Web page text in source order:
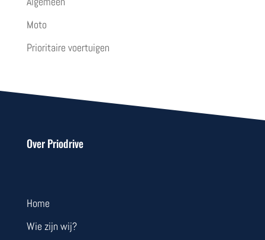
Moto
Prioritaire voertuigen
Over Priodrive
Home
Wie zijn wij?